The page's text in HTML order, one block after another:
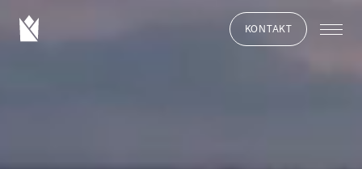
KONTAKT